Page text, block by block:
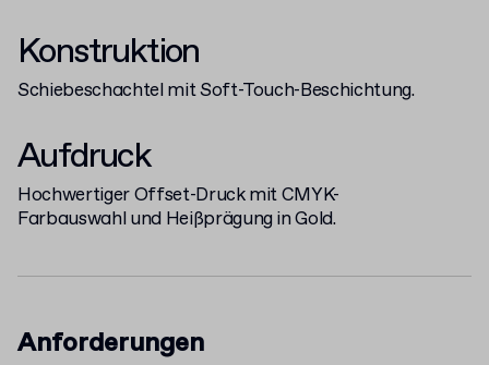
Konstruktion
Schiebeschachtel mit Soft-Touch-Beschichtung.
Aufdruck
Hochwertiger Offset-Druck mit CMYK-
Farbauswahl und Heißprägung in Gold.
Anforderungen